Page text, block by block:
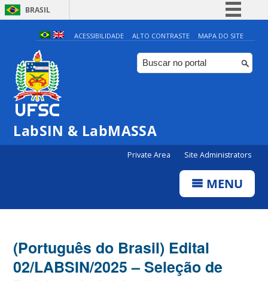
BRASIL
Simplifique!
Comunica BR
Participe
ACESSIBILIDADE ALTO CONTRASTE MAPA DO SITE
LabSIN & LabMASSA
Private Area Site Administrators
MENU
(Português do Brasil) Edital
02/LABSIN/2025 – Seleção de